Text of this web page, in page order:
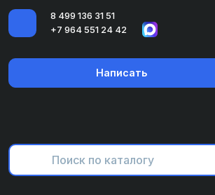
8 499 136 31 51
+7 964 551 24 42
Написать